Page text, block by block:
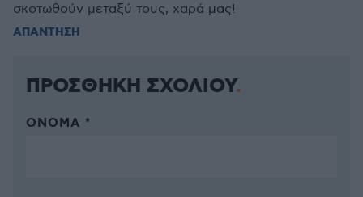
σκοτωθούν μεταξύ τους, χαρά μας!
ΑΠΑΝΤΗΣΗ
ΠΡΟΣΘΗΚΗ ΣΧΟΛΙΟΥ
ΌΝΟΜΑ *